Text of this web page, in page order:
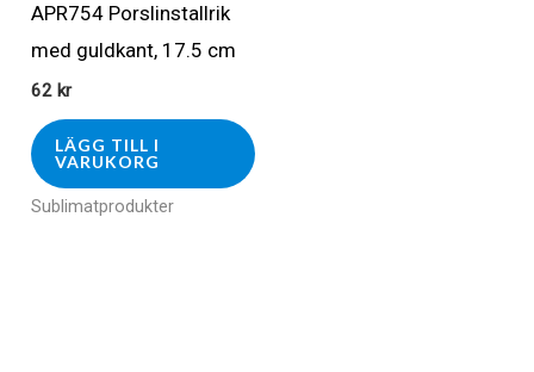
APR754 Porslinstallrik
med guldkant, 17.5 cm
62 kr
LÄGG TILL I
VARUKORG
Sublimatprodukter